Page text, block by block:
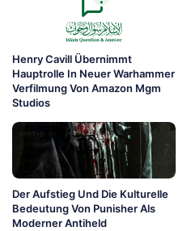
Henry Cavill Übernimmt
Hauptrolle In Neuer Warhammer
Verfilmung Von Amazon Mgm
Studios
Der Aufstieg Und Die Kulturelle
Bedeutung Von Punisher Als
Moderner Antiheld